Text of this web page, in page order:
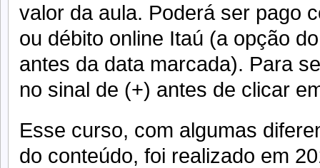
valor da aula. Poderá ser pago
ou débito online Itaú (a opção
antes da data marcada). Para
no sinal de (+) antes de clicar
Esse curso, com algumas
do conteúdo, foi realizado em